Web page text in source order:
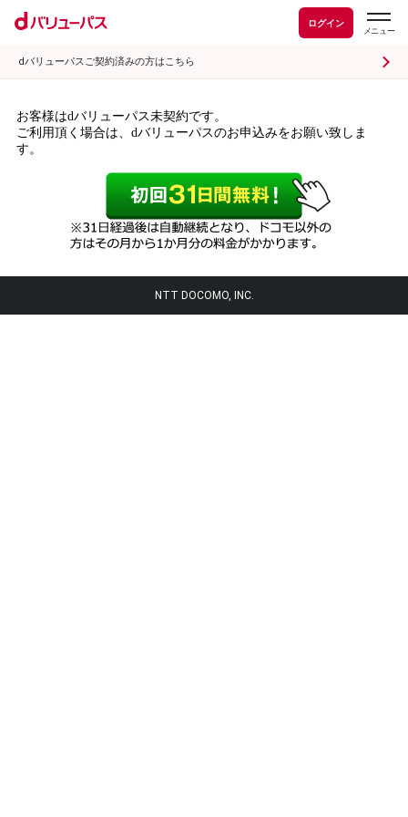
ログイン
dバリューパスご契約済みの方はこちら
お客様はdバリューパス未契約です。
ご利用頂く場合は、dバリューパスのお申込みをお願い致しま
す。
NTT DOCOMO, INC.